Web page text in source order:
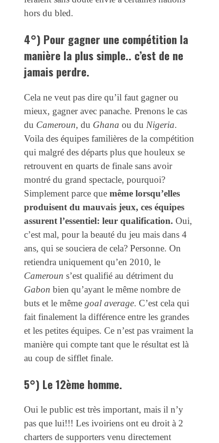
hors du bled.
4°) Pour gagner une compétition la
manière la plus simple.. c’est de ne
jamais perdre.
Cela ne veut pas dire qu’il faut gagner ou
mieux, gagner avec panache. Prenons le cas
du Cameroun, du Ghana ou du Nigeria.
Voila des équipes familières de la compétition
qui malgré des départs plus que houleux se
retrouvent en quarts de finale sans avoir
montré du grand spectacle, pourquoi?
Simplement parce que même lorsqu’elles
produisent du mauvais jeux, ces équipes
assurent l’essentiel: leur qualification. Oui,
c’est mal, pour la beauté du jeu mais dans 4
ans, qui se souciera de cela? Personne. On
retiendra uniquement qu’en 2010, le
Cameroun s’est qualifié au détriment du
Gabon bien qu’ayant le même nombre de
buts et le même goal average. C’est cela qui
fait finalement la différence entre les grandes
et les petites équipes. Ce n’est pas vraiment la
manière qui compte tant que le résultat est là
au coup de sifflet finale.
5°) Le 12ème homme.
Oui le public est très important, mais il n’y
pas que lui!!! Les ivoiriens ont eu droit à 2
charters de supporters venu directement